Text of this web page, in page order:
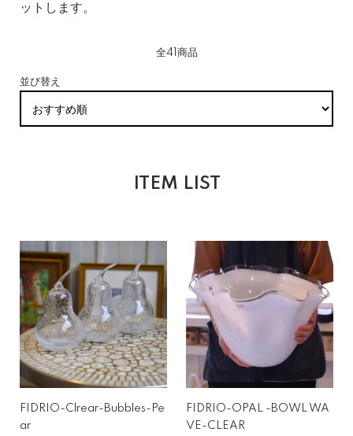
ットします。
全41商品
並び替え
ITEM LIST
FIDRIO-Clrear-Bubbles-Pe
ar
FIDRIO-OPAL -BOWL WA
VE-CLEAR